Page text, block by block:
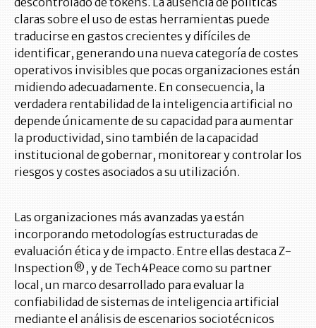
claras sobre el uso de estas herramientas puede
traducirse en gastos crecientes y difíciles de
identificar, generando una nueva categoría de costes
operativos invisibles que pocas organizaciones están
midiendo adecuadamente. En consecuencia, la
verdadera rentabilidad de la inteligencia artificial no
depende únicamente de su capacidad para aumentar
la productividad, sino también de la capacidad
institucional de gobernar, monitorear y controlar los
riesgos y costes asociados a su utilización.
Las organizaciones más avanzadas ya están
incorporando metodologías estructuradas de
evaluación ética y de impacto. Entre ellas destaca Z-
Inspection®, y de Tech4Peace como su partner
local, un marco desarrollado para evaluar la
confiabilidad de sistemas de inteligencia artificial
mediante el análisis de escenarios sociotécnicos